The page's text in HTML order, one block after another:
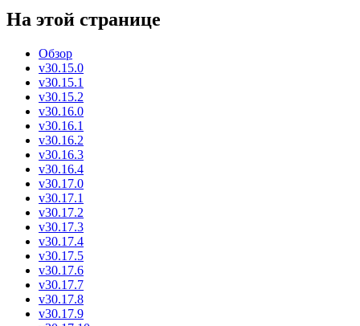
На этой странице
Обзор
v30.15.0
v30.15.1
v30.15.2
v30.16.0
v30.16.1
v30.16.2
v30.16.3
v30.16.4
v30.17.0
v30.17.1
v30.17.2
v30.17.3
v30.17.4
v30.17.5
v30.17.6
v30.17.7
v30.17.8
v30.17.9